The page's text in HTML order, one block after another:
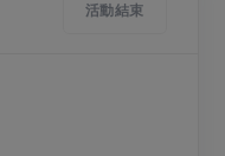
活動結束